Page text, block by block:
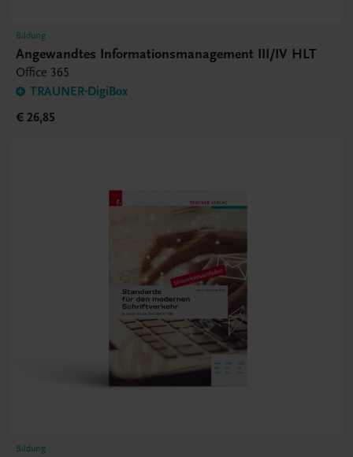
Bildung
Angewandtes Informationsmanagement III/IV HLT
Office 365
TRAUNER-DigiBox
€ 26,85
Bildung